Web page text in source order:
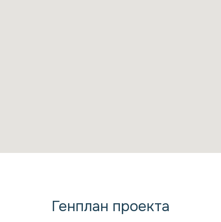
Генплан проекта